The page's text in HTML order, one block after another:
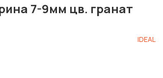
7-9мм цв. гранат
IDEAL